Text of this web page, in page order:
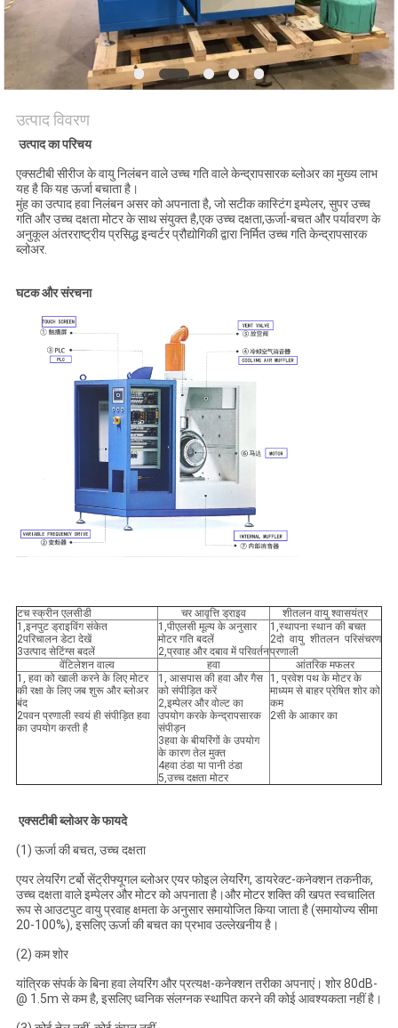
PRIVACY
POLICY
उत्पाद विवरण
उत्पाद का परिचय
एक्सटीबी सीरीज के वायु निलंबन वाले उच्च गति वाले केन्द्रापसारक ब्लोअर का मुख्य लाभ
यह है कि यह ऊर्जा बचाता है।
मुंह का उत्पाद हवा निलंबन असर को अपनाता है, जो सटीक कास्टिंग इम्पेलर, सुपर उच्च
गति और उच्च दक्षता मोटर के साथ संयुक्त है,एक उच्च दक्षता,ऊर्जा-बचत और पर्यावरण के
अनुकूल अंतरराष्ट्रीय प्रसिद्ध इन्वर्टर प्रौद्योगिकी द्वारा निर्मित उच्च गति केन्द्रापसारक
ब्लोअर.
घटक और संरचना
टच स्क्रीन एलसीडी चर आवृत्ति ड्राइव
शीतलन वायु श्वासयंत्र
1,इनपुट ड्राइविंग संकेत
2परिचालन डेटा देखें
3उत्पाद सेटिंग्स बदलें
1,पीएलसी मूल्य के अनुसार
मोटर गति बदलें
2,प्रवाह और दबाव में परिवर्तन
1,स्थापना स्थान की बचत
2दो वायु शीतलन परिसंचरण
प्रणाली
वेंटिलेशन वाल्व
हवा
आंतरिक मफलर
1, हवा को खाली करने के लिए मोटर
की रक्षा के लिए जब शुरू और ब्लोअर
बंद
2पवन प्रणाली स्वयं ही संपीड़ित हवा
का उपयोग करती है
1, आसपास की हवा और गैस
को संपीड़ित करें
2,इम्पेलर और वोल्ट का
उपयोग करके केन्द्रापसारक
संपीड़न
3हवा के बीयरिंगों के उपयोग
के कारण तेल मुक्त
4हवा ठंडा या पानी ठंडा
5,उच्च दक्षता मोटर
1, प्रवेश पथ के मोटर के
माध्यम से बाहर प्रेषित शोर को
कम
2सी के आकार का
एक्सटीबी ब्लोअर के फायदे
(1) ऊर्जा की बचत, उच्च दक्षता
एयर लेयरिंग टर्बो सेंट्रीफ्यूगल ब्लोअर एयर फोइल लेयरिंग, डायरेक्ट-कनेक्शन तकनीक,
उच्च दक्षता वाले इम्पेलर और मोटर को अपनाता है।और मोटर शक्ति की खपत स्वचालित
रूप से आउटपुट वायु प्रवाह क्षमता के अनुसार समायोजित किया जाता है (समायोज्य सीमा
20-100%), इसलिए ऊर्जा की बचत का प्रभाव उल्लेखनीय है।
(2) कम शोर
यांत्रिक संपर्क के बिना हवा लेयरिंग और प्रत्यक्ष-कनेक्शन तरीका अपनाएं। शोर 80dB-
@ 1.5m से कम है, इसलिए ध्वनिक संलग्नक स्थापित करने की कोई आवश्यकता नहीं है।